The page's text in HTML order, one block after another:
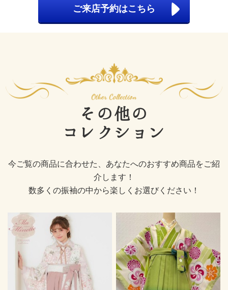
ご来店予約はこちら
その他の
コレクション
今ご覧の商品に合わせた、あなたへのおすすめ商品をご紹
介します！
数多くの振袖の中から楽しくお選びください！